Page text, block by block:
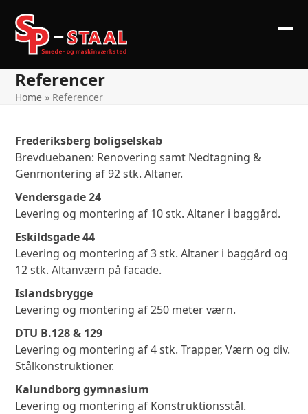
content
Referencer
Home » Referencer
Frederiksberg boligselskab
Brevduebanen: Renovering samt Nedtagning &
Genmontering af 92 stk. Altaner.
Vendersgade 24
Levering og montering af 10 stk. Altaner i baggård.
Eskildsgade 44
Levering og montering af 3 stk. Altaner i baggård og
12 stk. Altanværn på facade.
Islandsbrygge
Levering og montering af 250 meter værn.
DTU B.128 & 129
Levering og montering af 4 stk. Trapper, Værn og div.
Stålkonstruktioner.
Kalundborg gymnasium
Levering og montering af Konstruktionsstål.